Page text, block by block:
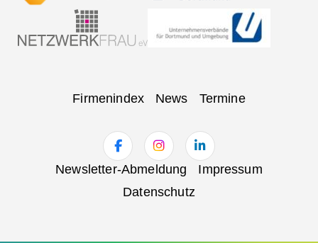
Firmenindex News Termine
NavigationNewsletter-Abmeldung
Impressum
Datenschutz